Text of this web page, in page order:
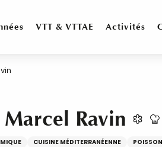
VTT & VTTAE Activités
Marcel Ravin
CUISINE MÉDITERRANÉENNE POISSON